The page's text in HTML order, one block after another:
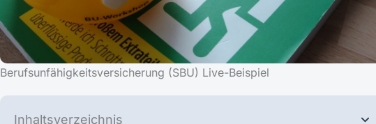
Berufsunfähigkeitsversicherung (SBU) Live-Beispiel
Inhaltsverzeichnis